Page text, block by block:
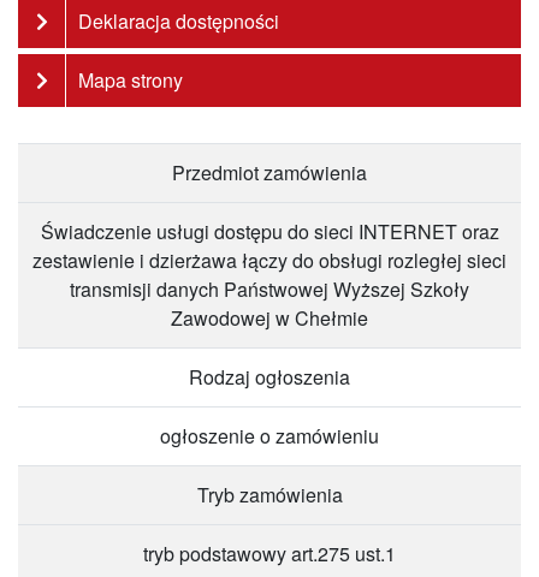
Deklaracja dostępności
Mapa strony
Przedmiot zamówienia
Świadczenie usługi dostępu do sieci INTERNET oraz
zestawienie i dzierżawa łączy do obsługi rozległej sieci
transmisji danych Państwowej Wyższej Szkoły
Zawodowej w Chełmie
Rodzaj ogłoszenia
ogłoszenie o zamówieniu
Tryb zamówienia
tryb podstawowy art.275 ust.1